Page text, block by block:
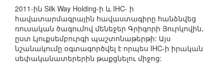
2011-ին Silk Way Holding-ի և IHC- ի
հավատարմագրային հավաստագիրը հանձնվեց
ռուսական ծագումով մենեջեր Գրիգորի Յուրկովին,
ըստ Լյուքսեմբուրգի պաշտոնաթերթի: Այս
նշանակումը օգտագործվել է որպես IHC-ի իրական
սեփականատերերին թաքցնելու միջոց: